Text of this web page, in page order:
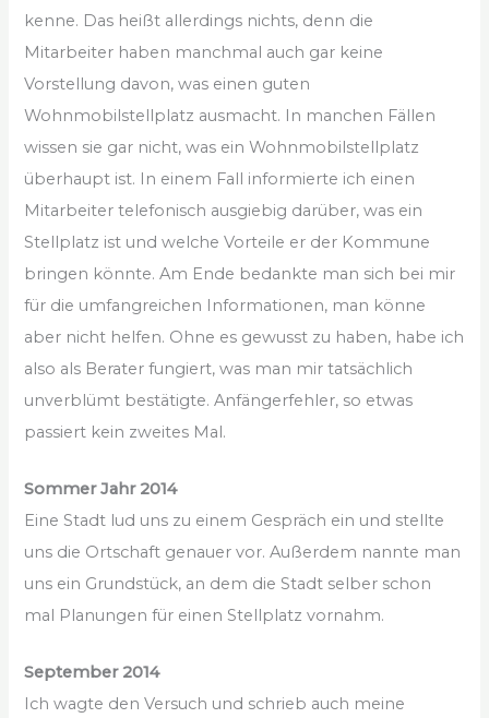
kenne. Das heißt allerdings nichts, denn die
Mitarbeiter haben manchmal auch gar keine
Vorstellung davon, was einen guten
Wohnmobilstellplatz ausmacht. In manchen Fällen
wissen sie gar nicht, was ein Wohnmobilstellplatz
überhaupt ist. In einem Fall informierte ich einen
Mitarbeiter telefonisch ausgiebig darüber, was ein
Stellplatz ist und welche Vorteile er der Kommune
bringen könnte. Am Ende bedankte man sich bei mir
für die umfangreichen Informationen, man könne
aber nicht helfen. Ohne es gewusst zu haben, habe ich
also als Berater fungiert, was man mir tatsächlich
unverblümt bestätigte. Anfängerfehler, so etwas
passiert kein zweites Mal.
Sommer Jahr 2014
Eine Stadt lud uns zu einem Gespräch ein und stellte
uns die Ortschaft genauer vor. Außerdem nannte man
uns ein Grundstück, an dem die Stadt selber schon
mal Planungen für einen Stellplatz vornahm.
September 2014
Ich wagte den Versuch und schrieb auch meine